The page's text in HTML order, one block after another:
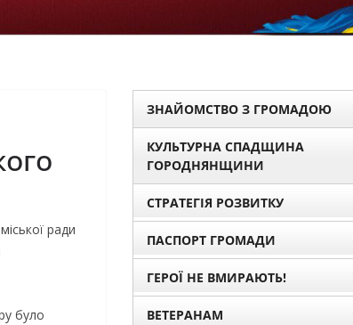
ради
було
ЗНАЙОМСТВО З ГРОМАДОЮ
КУЛЬТУРНА СПАДЩИНА
ГОРОДНЯНЩИНИ
СТРАТЕГІЯ РОЗВИТКУ
ПАСПОРТ ГРОМАДИ
ГЕРОЇ НЕ ВМИРАЮТЬ!
ВЕТЕРАНАМ